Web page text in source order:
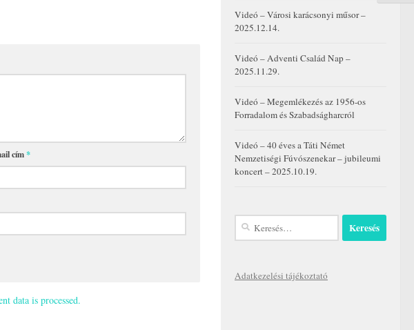
cím*
data is processed.
Videó – Városi karácsonyi műsor –
2025.12.14.
Videó – Adventi Család Nap –
2025.11.29.
Videó – Megemlékezés az 1956-os
Forradalom és Szabadságharcról
Videó – 40 éves a Táti Német
Nemzetiségi Fúvószenekar – jubileumi
koncert – 2025.10.19.
Keresés:
Adatkezelési tájékoztató